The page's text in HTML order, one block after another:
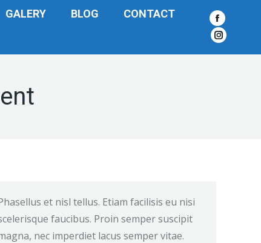
GALERY BLOG CONTACT
Facebook
et nisl tellus. Etiam facilisis eu nisi
faucibus. Proin semper suscipit
nec imperdiet lacus semper vitae.